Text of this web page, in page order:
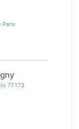
Paris
77173